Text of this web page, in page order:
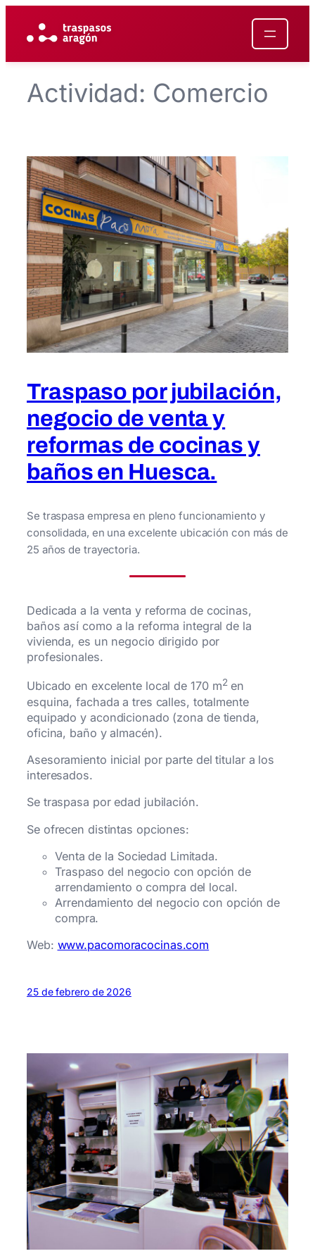
contenido
Actividad: Comercio
Traspaso por jubilación,
negocio de venta y
reformas de cocinas y
baños en Huesca.
Se traspasa empresa en pleno funcionamiento y
consolidada, en una excelente ubicación con más de
25 años de trayectoria.
Dedicada a la venta y reforma de cocinas,
baños así como a la reforma integral de la
vivienda, es un negocio dirigido por
profesionales.
Ubicado en excelente local de 170 m2en
esquina, fachada a tres calles, totalmente
equipado y acondicionado (zona de tienda,
oficina, baño y almacén).
Asesoramiento inicial por parte del titular a los
interesados.
Se traspasa por edad jubilación.
Se ofrecen distintas opciones:
Venta de la Sociedad Limitada.
Traspaso del negocio con opción de
arrendamiento o compra del local.
Arrendamiento del negocio con opción de
compra.
Web: www.pacomoracocinas.com
25 de febrero de 2026